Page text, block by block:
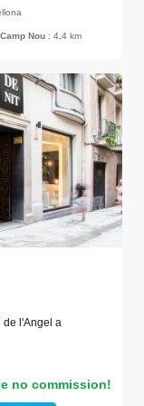
Camp Nou : 4.4 km
de l'Angel a
no commission!